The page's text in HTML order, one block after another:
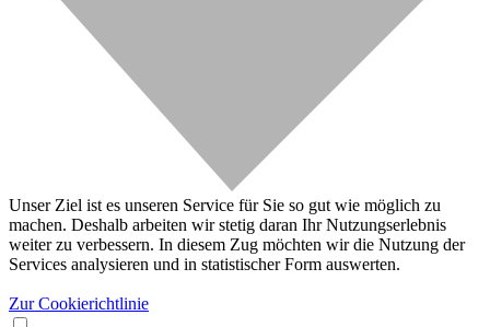
Unser Ziel ist es unseren Service für Sie so gut wie möglich zu
machen. Deshalb arbeiten wir stetig daran Ihr Nutzungserlebnis
weiter zu verbessern. In diesem Zug möchten wir die Nutzung der
Services analysieren und in statistischer Form auswerten.
Zur Cookierichtlinie